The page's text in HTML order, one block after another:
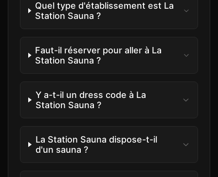
Quel type d'établissement est La
Station Sauna ?
Faut-il réserver pour aller à La
Station Sauna ?
Y a-t-il un dress code à La
Station Sauna ?
La Station Sauna dispose-t-il
d'un sauna ?